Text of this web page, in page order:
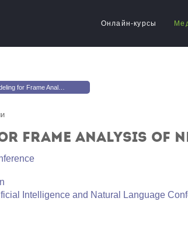
Онлайн-курсы
Frame Analysis of News Media
Frame Analysis of
Intelligence and Natural Language